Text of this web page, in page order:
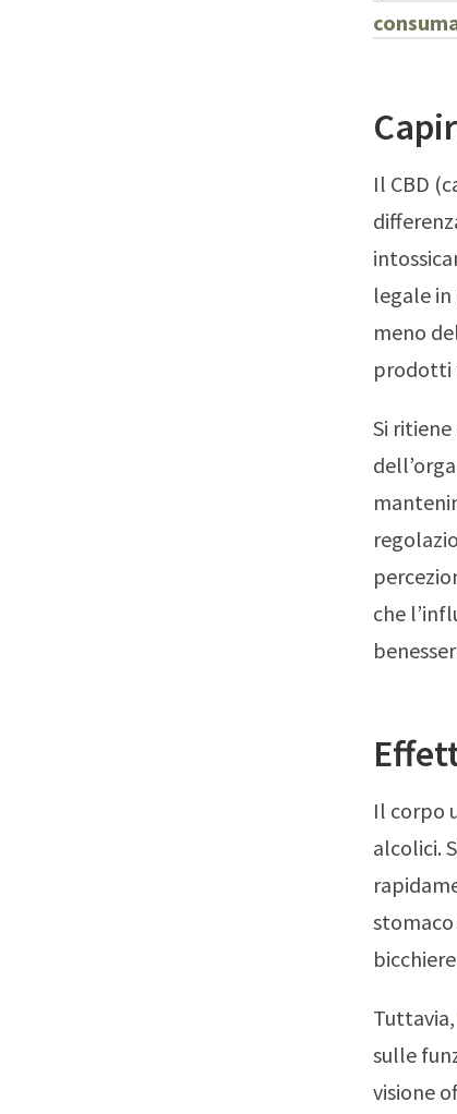
Il CBD
legale
meno
prodotti
Si
che
Il corpo
alcolici.
Tuttavia,
sulle
visione